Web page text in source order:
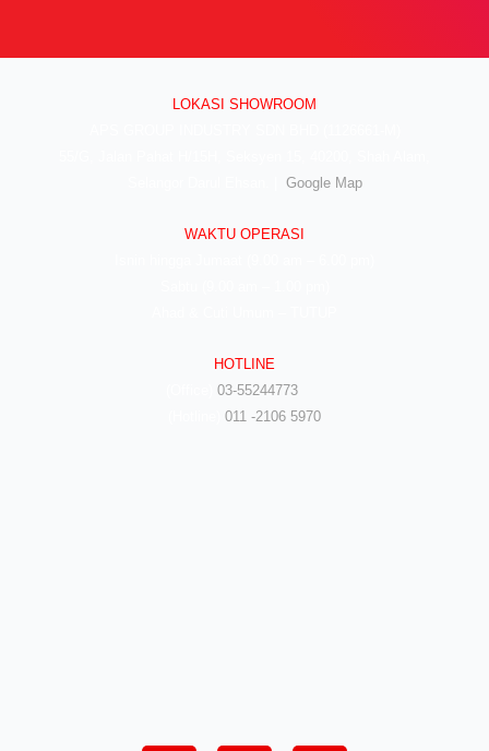
LOKASI SHOWROOM
Google Map
WAKTU OPERASI
HOTLINE
03-55244773
011 -2106 5970